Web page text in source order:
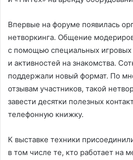
Впервые на форуме появилась
нетворкинга. Общение
с помощью специальных игровых
и активностей на знакомства.
поддержали новый формат. По
отзывам участников, такой
завести десятки полезных
телефонную книжку.
К выставке техники
в том числе те, кто работает на